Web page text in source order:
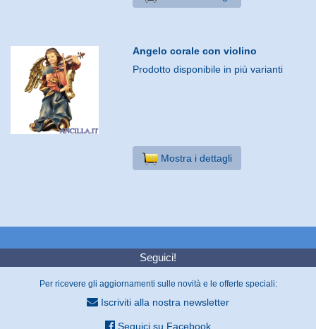
Angelo corale con violino
Prodotto disponibile in più varianti
Mostra i dettagli
Seguici!
Per ricevere gli aggiornamenti sulle novità e le offerte speciali:
Iscriviti alla nostra newsletter
Seguici su Facebook